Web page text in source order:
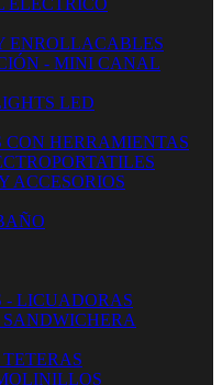
ELECTRICO
ENROLLACABLES
- MINI CANAL
LED
HERRAMIENTAS
ACCESORIOS
- LICUADORAS